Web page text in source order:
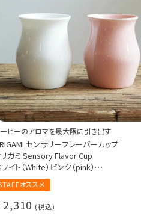
ヒーのアロマを最大限に引き出す
センサリーフレーバーカップ
ガミ Sensory Flavor Cup
イト（White）ピンク（pink）
年ワールドブリュワーズカップチャンピオ
Jianing氏と共同開発
オススメ
2,310 税込